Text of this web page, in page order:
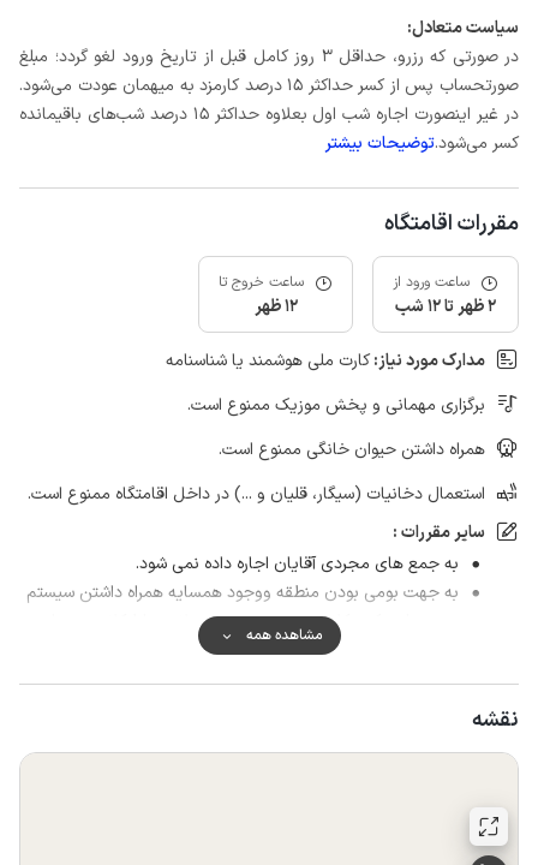
سیاست متعادل:
در صورتی که رزرو، حداقل 3 روز کامل قبل از تاریخ ورود لغو گردد؛ مبلغ
صورتحساب پس از کسر حداکثر 15 درصد کارمزد به میهمان عودت می‌شود.
در غیر اینصورت اجاره شب اول بعلاوه حداکثر 15 درصد شب‌های باقیمانده
کسر می‌شود.توضیحات بیشتر
مقررات اقامتگاه
ساعت ورود از
2 ظهر تا 12 شب
ساعت خروج تا
12 ظهر
مدارک مورد نیاز:کارت ملی هوشمند یا شناسنامه
برگزاری مهمانی و پخش موزیک ممنوع است.
همراه داشتن حیوان خانگی ممنوع است.
استعمال دخانیات (سیگار، قلیان و ...) در داخل اقامتگاه ممنوع است.
سایر مقررات :
به جمع های مجردی آقایان اجاره داده نمی شود.
به جهت بومی بودن منطقه ووجود همسایه همراه داشتن سیستم
صوتی .اسپیکر...وکلا پخش موسیقی درویلا وحیاط کلا ممنوع است
مشاهده همه
نقشه